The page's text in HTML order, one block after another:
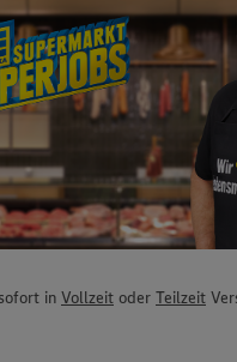
in Vollzeit oder Teilzeit